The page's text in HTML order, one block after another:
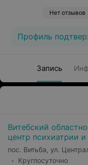
Нет отзывов
Профиль
Запись
Витебский
центр психиатрии
пос. Витьба, ул.
Круглосуточно